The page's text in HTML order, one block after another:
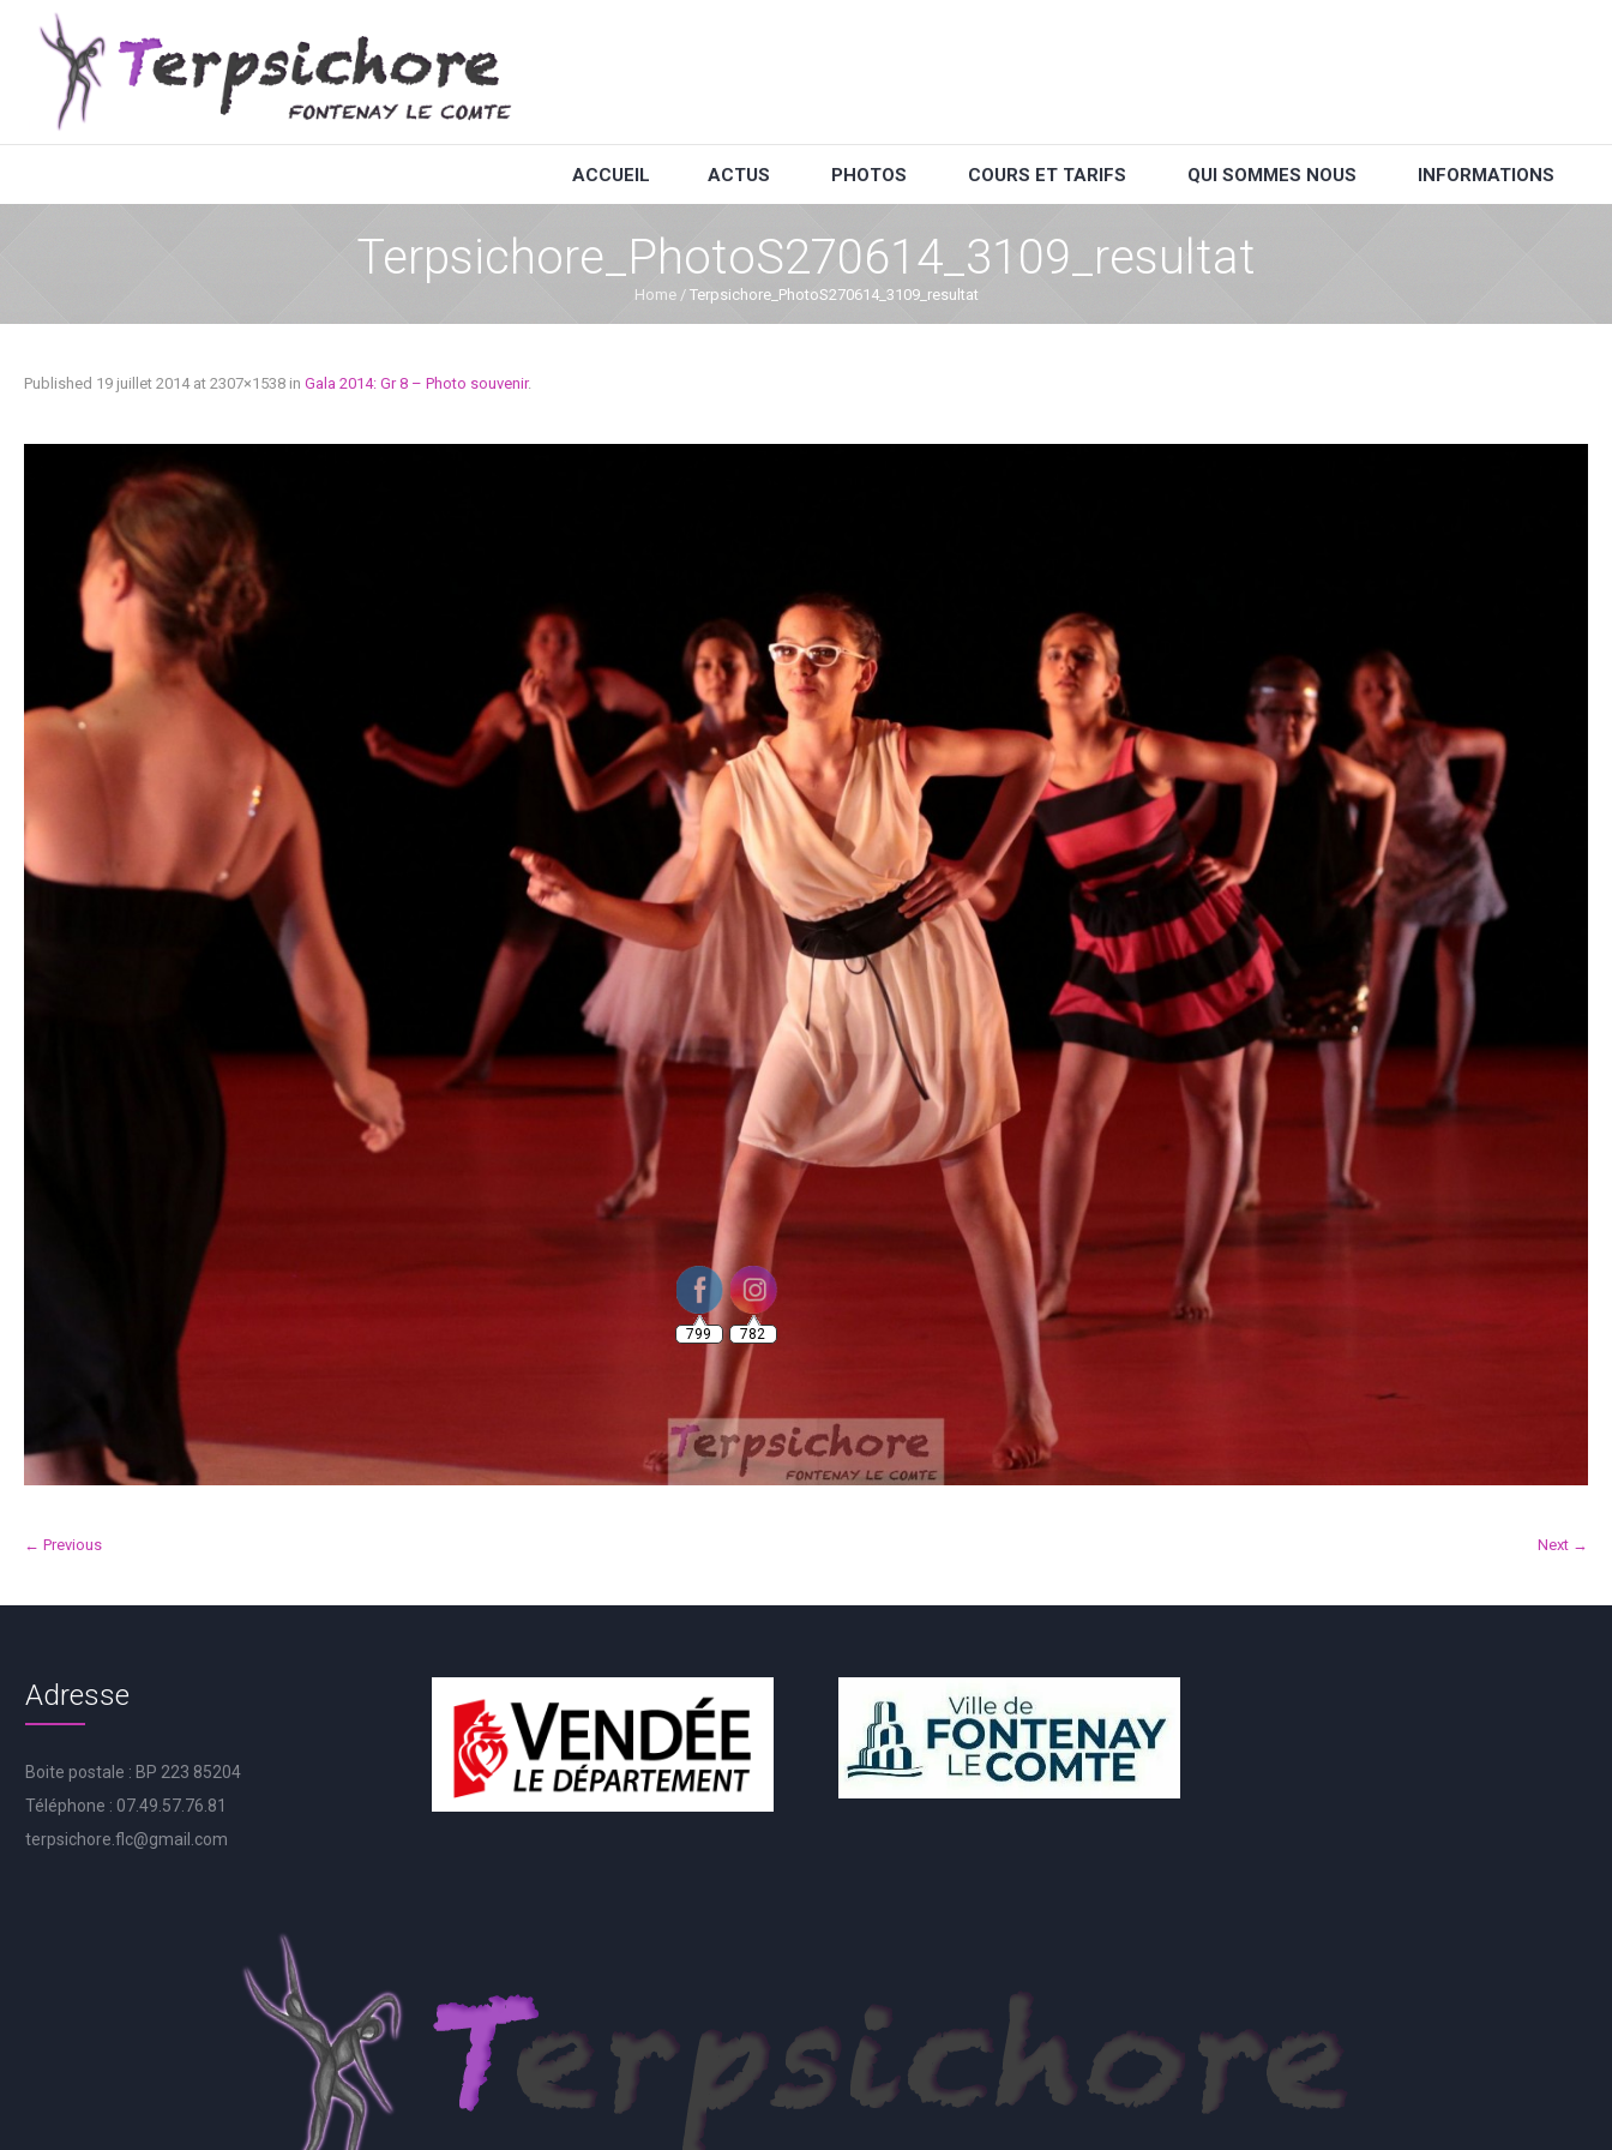
ACCUEIL ACTUS PHOTOS COURS ET TARIFS QUI SOMMES NOUS INFORMATIONS
Terpsichore_PhotoS270614_3109_resultat
Home / Terpsichore_PhotoS270614_3109_resultat
Published 19 juillet 2014at 2307×1538 in Gala 2014: Gr 8 – Photo souvenir.
← Previous Next →
Adresse
Boite postale : BP 223 85204
Téléphone : 07.49.57.76.81
terpsichore.flc@gmail.com
799